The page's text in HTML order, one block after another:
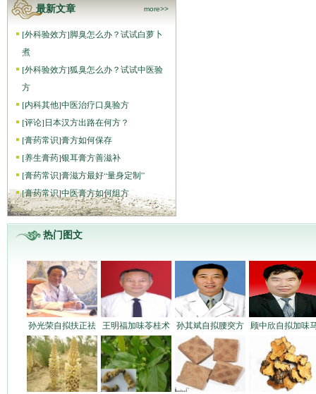
最新文章 more>>
[外科验效方]脚臭怎么办？试试白萝卜
煮
[外科验效方]狐臭怎么办？试试中医验
方
[内科其他]中医治疗口臭验方
[评论]日本汉方出路在何方？
[膏药常识]膏方如何保存
[养生膏药]银耳膏方善滋补
[膏药常识]膏滋方最好“量身定制”
[膏药常识]中医膏方如何组方
热门图文
孙光荣自拟扶正祛 王明福加味苓桂术 孙其斌自拟腰突方 顾中欣自拟加味